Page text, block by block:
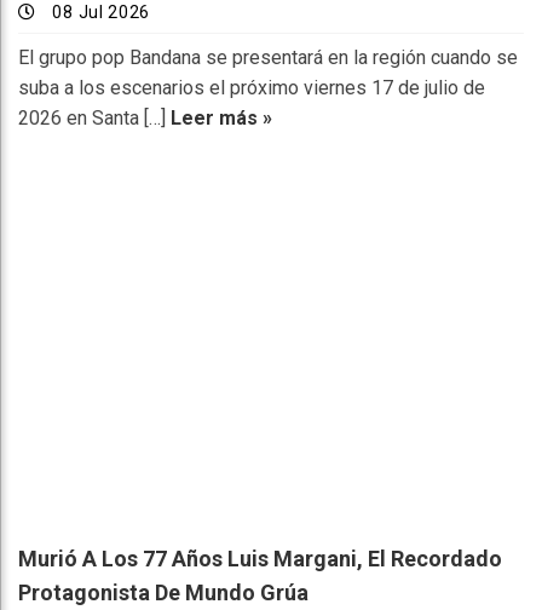
08 Jul 2026
El grupo pop Bandana se presentará en la región cuando se
suba a los escenarios el próximo viernes 17 de julio de
2026 en Santa […] Leer más »
Murió A Los 77 Años Luis Margani, El Recordado
Protagonista De Mundo Grúa